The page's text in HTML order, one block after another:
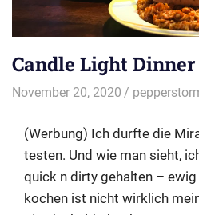
Candle Light Dinner
November 20, 2020
(Werbung) Ich durfte die
testen. Und wie man sieht,
quick n dirty gehalten –
kochen ist nicht wirklich